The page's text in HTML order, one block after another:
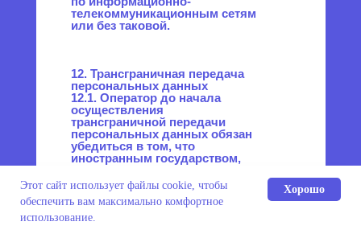
Этот сайт использует файлы cookie, чтобы
обеспечить вам максимально комфортное
использование.
Хорошо